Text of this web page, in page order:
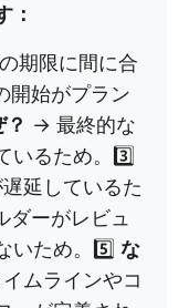
：
期限に間に合
開始がプラン
→ 最終的な
いるため。3️⃣
延しているた
ダーがレビュ
いため。5️⃣ な
ムラインやコ